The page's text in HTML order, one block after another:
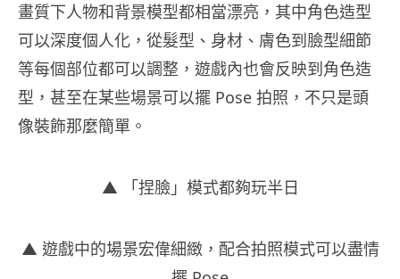
畫質下人物和背景模型都相當漂亮，其中角色造型
可以深度個人化，從髮型、身材、膚色到臉型細節
等每個部位都可以調整，遊戲內也會反映到角色造
型，甚至在某些場景可以擺 Pose 拍照，不只是頭
像裝飾那麼簡單。
▲ 「捏臉」模式都夠玩半日
▲ 遊戲中的場景宏偉細緻，配合拍照模式可以盡情